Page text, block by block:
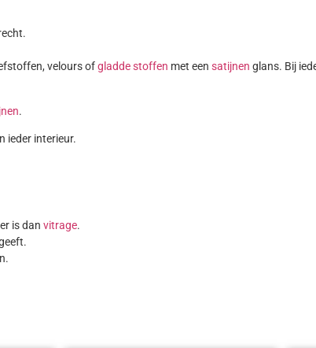
velours ofgladde stoffen met een satijnen glans. Bij
.
ieder interieur.
is dan vitrage.